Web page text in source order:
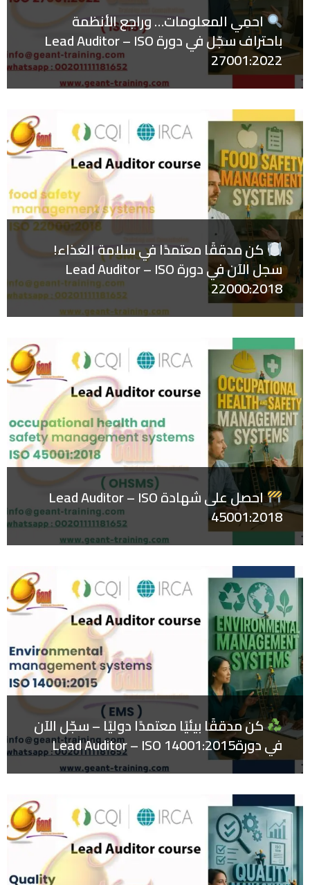
احمِي المعلومات… وراجع الأنظمة
باحتراف سجّل في دورة Lead Auditor – ISO
27001:2022
كن مدققًا معتمدًا في سلامة الغذاء!
سجل الآن في دورة Lead Auditor – ISO
22000:2018
احصل على شهادة Lead Auditor – ISO
45001:2018
كن مدققًا بيئيًا معتمدًا دوليًا – سجّل الآن
في دورةLead Auditor – ISO 14001:2015